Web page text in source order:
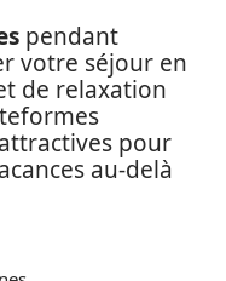
pendant
votre séjour en
de relaxation
pour
au-delà